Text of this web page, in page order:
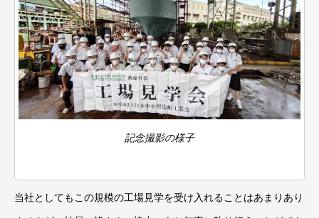
記念撮影の様子
当社としてもこの規模の工場見学を受け入れることはあまりあり